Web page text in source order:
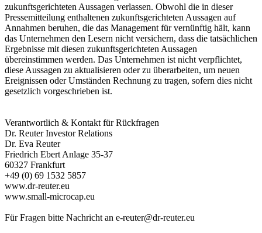
zukunftsgerichteten Aussagen verlassen. Obwohl die in dieser
Pressemitteilung enthaltenen zukunftsgerichteten Aussagen auf
Annahmen beruhen, die das Management für vernünftig hält, kann
das Unternehmen den Lesern nicht versichern, dass die tatsächlichen
Ergebnisse mit diesen zukunftsgerichteten Aussagen
übereinstimmen werden. Das Unternehmen ist nicht verpflichtet,
diese Aussagen zu aktualisieren oder zu überarbeiten, um neuen
Ereignissen oder Umständen Rechnung zu tragen, sofern dies nicht
gesetzlich vorgeschrieben ist.
Verantwortlich & Kontakt für Rückfragen
Dr. Reuter Investor Relations
Dr. Eva Reuter
Friedrich Ebert Anlage 35-37
60327 Frankfurt
+49 (0) 69 1532 5857
www.dr-reuter.eu
www.small-microcap.eu
Für Fragen bitte Nachricht an e-reuter@dr-reuter.eu